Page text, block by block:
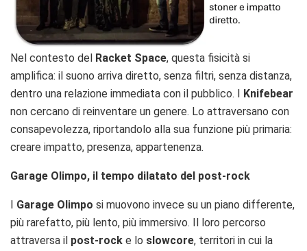
Nel contesto del Racket Space, questa fisicità si
amplifica: il suono arriva diretto, senza filtri, senza distanza,
dentro una relazione immediata con il pubblico. I
Knifebear
non cercano di reinventare un genere. Lo attraversano con
consapevolezza, riportandolo alla sua funzione più primaria:
creare impatto, presenza, appartenenza.
Garage Olimpo, il tempo dilatato del post-rock
Garage Olimpo si muovono invece su un piano differente,
più rarefatto, più lento, più immersivo. Il loro percorso
attraversa il post-rock e lo slowcore, territori in cui la